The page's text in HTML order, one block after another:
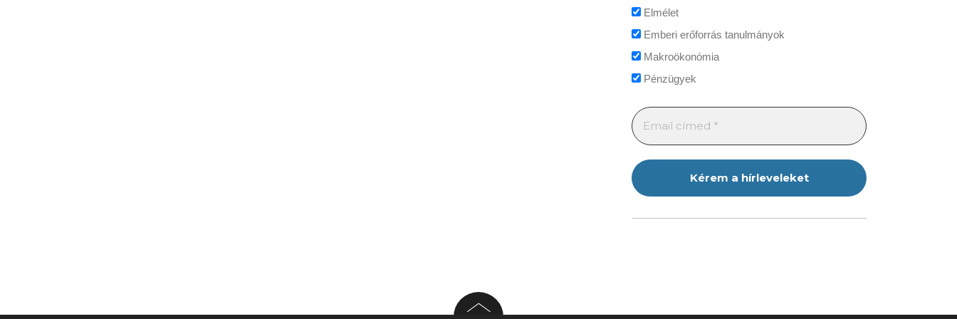
Elmélet
Emberi erőforrás tanulmányok
Makroökonómia
Pénzügyek